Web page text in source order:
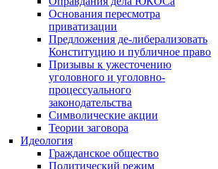
Основания пересмотра
приватизации
Предложения де-либерализовать
Конституцию и публичное право
Призывы к ужесточению
уголовного и уголовно-
процессуального
законодательства
Символические акции
Теории заговора
Идеология
Гражданское общество
Политический режим